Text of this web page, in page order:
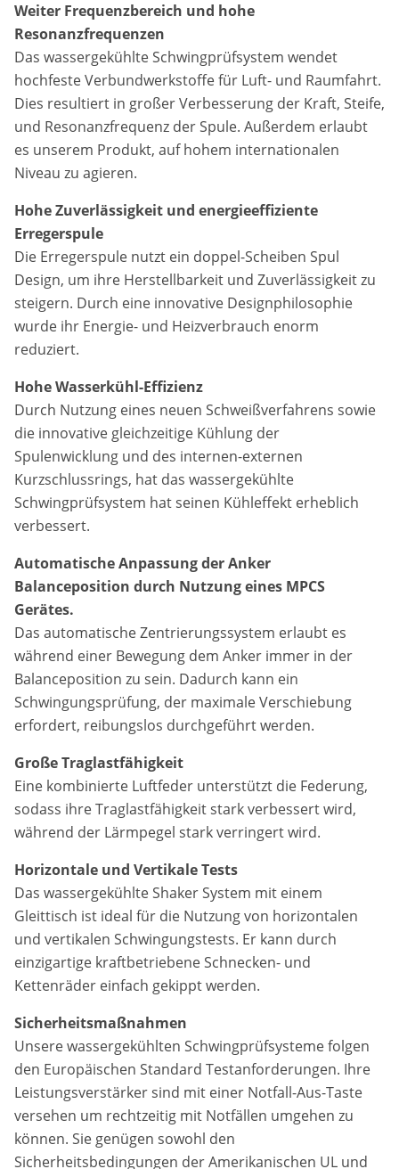
Weiter Frequenzbereich und hohe
Resonanzfrequenzen
Das wassergekühlte Schwingprüfsystem wendet
hochfeste Verbundwerkstoffe für Luft- und Raumfahrt.
Dies resultiert in großer Verbesserung der Kraft, Steife,
und Resonanzfrequenz der Spule. Außerdem erlaubt
es unserem Produkt, auf hohem internationalen
Niveau zu agieren.
Hohe Zuverlässigkeit und energieeffiziente
Erregerspule
Die Erregerspule nutzt ein doppel-Scheiben Spul
Design, um ihre Herstellbarkeit und Zuverlässigkeit zu
steigern. Durch eine innovative Designphilosophie
wurde ihr Energie- und Heizverbrauch enorm
reduziert.
Hohe Wasserkühl-Effizienz
Durch Nutzung eines neuen Schweißverfahrens sowie
die innovative gleichzeitige Kühlung der
Spulenwicklung und des internen-externen
Kurzschlussrings, hat das wassergekühlte
Schwingprüfsystem hat seinen Kühleffekt erheblich
verbessert.
Automatische Anpassung der Anker
Balanceposition durch Nutzung eines MPCS
Gerätes.
Das automatische Zentrierungssystem erlaubt es
während einer Bewegung dem Anker immer in der
Balanceposition zu sein. Dadurch kann ein
Schwingungsprüfung, der maximale Verschiebung
erfordert, reibungslos durchgeführt werden.
Große Traglastfähigkeit
Eine kombinierte Luftfeder unterstützt die Federung,
sodass ihre Traglastfähigkeit stark verbessert wird,
während der Lärmpegel stark verringert wird.
Horizontale und Vertikale Tests
Das wassergekühlte Shaker System mit einem
Gleittisch ist ideal für die Nutzung von horizontalen
und vertikalen Schwingungstests. Er kann durch
einzigartige kraftbetriebene Schnecken- und
Kettenräder einfach gekippt werden.
Sicherheitsmaßnahmen
Unsere wassergekühlten Schwingprüfsysteme folgen
den Europäischen Standard Testanforderungen. Ihre
Leistungsverstärker sind mit einer Notfall-Aus-Taste
versehen um rechtzeitig mit Notfällen umgehen zu
können. Sie genügen sowohl den
Sicherheitsbedingungen der Amerikanischen UL und